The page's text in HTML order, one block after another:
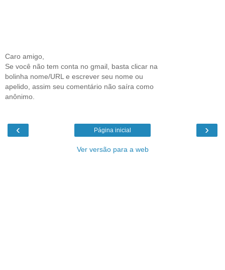
Caro amigo,
Se você não tem conta no gmail, basta clicar na
bolinha nome/URL e escrever seu nome ou
apelido, assim seu comentário não saíra como
anônimo.
‹ ›
Página inicial
Ver versão para a web